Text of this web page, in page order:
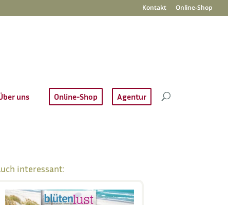
Kontakt Online-Shop
uns Online-Shop Agentur
interessant: